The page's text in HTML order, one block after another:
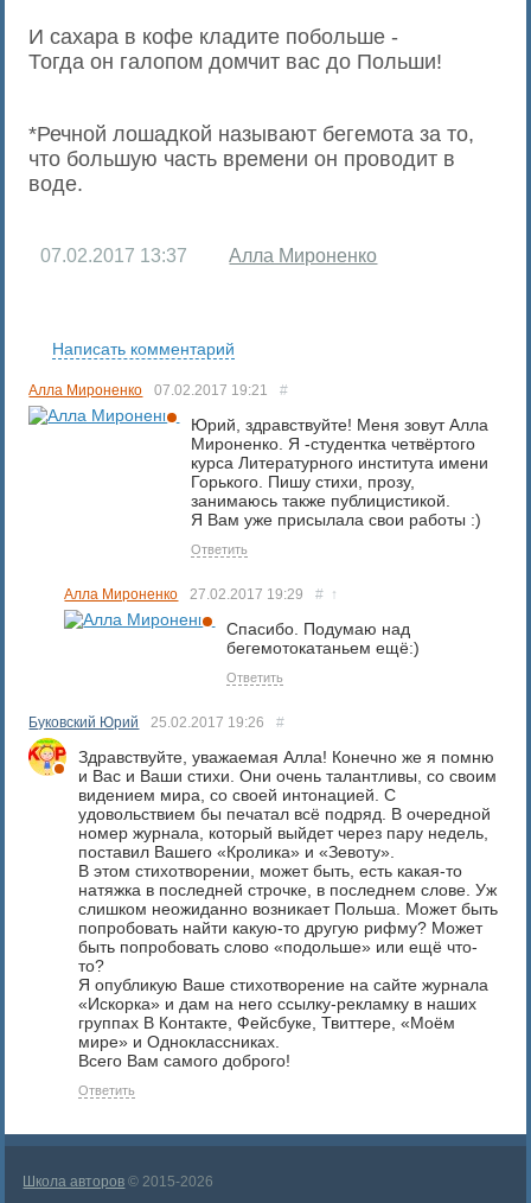
И сахара в кофе кладите побольше -
Тогда он галопом домчит вас до Польши!
*Речной лошадкой называют бегемота за то,
что большую часть времени он проводит в
воде.
07.02.2017 13:37 Алла Мироненко
Написать комментарий
Алла Мироненко 07.02.2017 19:21 #
Юрий, здравствуйте! Меня зовут Алла
Мироненко. Я -студентка четвёртого
курса Литературного института имени
Горького. Пишу стихи, прозу,
занимаюсь также публицистикой.
Я Вам уже присылала свои работы :)
Ответить
Алла Мироненко 27.02.2017 19:29 # ↑
Спасибо. Подумаю над
бегемотокатаньем ещё:)
Ответить
Буковский Юрий 25.02.2017 19:26 #
Здравствуйте, уважаемая Алла! Конечно же я помню
и Вас и Ваши стихи. Они очень талантливы, со своим
видением мира, со своей интонацией. С
удовольствием бы печатал всё подряд. В очередной
номер журнала, который выйдет через пару недель,
поставил Вашего «Кролика» и «Зевоту».
В этом стихотворении, может быть, есть какая-то
натяжка в последней строчке, в последнем слове. Уж
слишком неожиданно возникает Польша. Может быть
попробовать найти какую-то другую рифму? Может
быть попробовать слово «подольше» или ещё что-
то?
Я опубликую Ваше стихотворение на сайте журнала
«Искорка» и дам на него ссылку-рекламку в наших
группах В Контакте, Фейсбуке, Твиттере, «Моём
мире» и Одноклассниках.
Всего Вам самого доброго!
Ответить
Школа авторов © 2015-2026